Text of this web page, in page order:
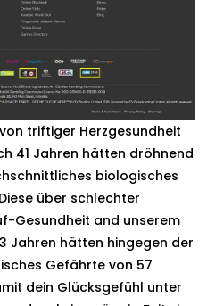
triftiger Herzgesundheit
41 Jahren hätten dröhnend
biologisches
über schlechter
Gesundheit and unserem
Jahren hätten hingegen der
Gefährte von 57
dein Glücksgefühl unter